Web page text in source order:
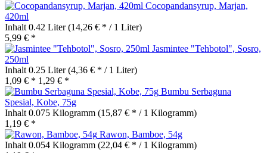
Cocopandansyrup, Marjan,
420ml
Inhalt 0.42 Liter(14,26 € * / 1 Liter)
5,99 € *
Jasmintee "Tehbotol", Sosro,
250ml
Inhalt 0.25 Liter(4,36 € * / 1 Liter)
1,09 € * 1,29 € *
Bumbu Serbaguna
Spesial, Kobe, 75g
Inhalt 0.075 Kilogramm (15,87 € * / 1 Kilogramm)
1,19 € *
Rawon, Bamboe, 54g
Inhalt 0.054 Kilogramm (22,04 € * / 1 Kilogramm)